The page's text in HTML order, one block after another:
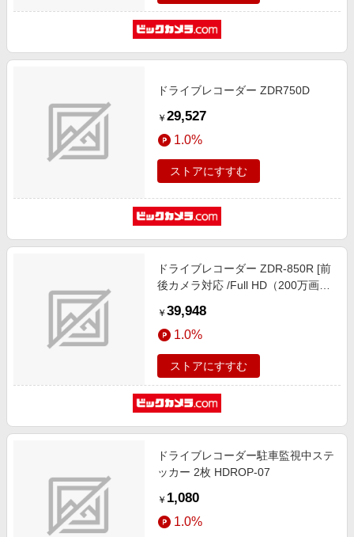
ドライブレコーダー ZDR750D
￥ 29,527
1.0%
ストアにすすむ
ドライブレコーダー ZDR-850R [前
後カメラ対応 /Full HD（200万画
￥ 39,948
1.0%
ストアにすすむ
ドライブレコーダー駐車監視中ステ
ッカー 2枚 HDROP-07
￥ 1,080
1.0%